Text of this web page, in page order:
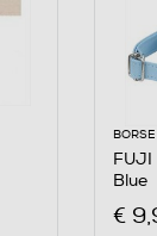
FUJI
Blue
€